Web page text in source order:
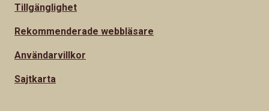
Tillgänglighet
Rekommenderade webbläsare
Användarvillkor
Sajtkarta